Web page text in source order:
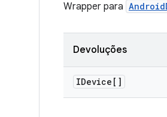
Wrapper para
Devoluções
IDevice[]